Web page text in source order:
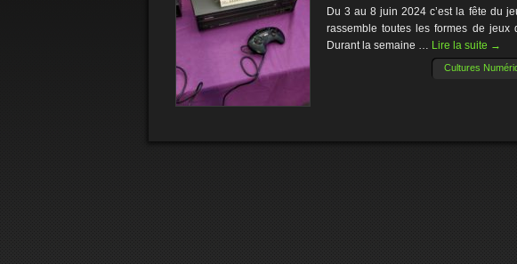
Du 3 au 8 juin 2024 c’est la fête du
rassemble toutes les formes de
Durant la semaine … Lire la suite →
Cultures